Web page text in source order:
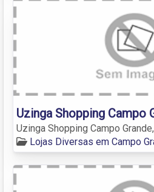
Uzinga Shopping Campo
Uzinga Shopping Campo
Lojas Diversas em Campo